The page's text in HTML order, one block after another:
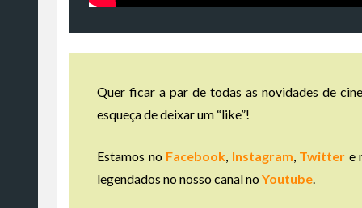
Quer ficar a par de todas as novidades de
esqueça de deixar um “like”!
Estamos no Facebook, Instagram, Twitter e
legendados no nosso canal noYoutube.